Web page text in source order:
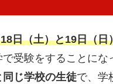
日（土）と19日（日
受験をすることにな
じ学校の生徒で、学